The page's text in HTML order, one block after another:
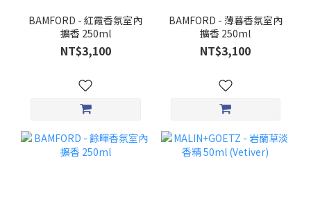
BAMFORD - 紅霞香氛室內
擴香 250ml
NT$3,100
BAMFORD - 薄暮香氛室內
擴香 250ml
NT$3,100